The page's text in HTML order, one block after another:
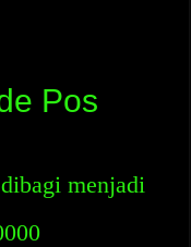
Pos
menjadi